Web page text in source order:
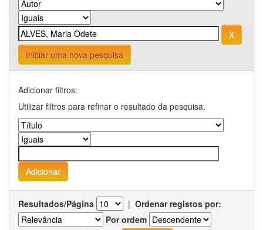
Iniciar uma nova pesquisa
Adicionar filtros:
Utilizar filtros para refinar o resultado da pesquisa.
Resultados/Página | Ordenar registos por:
Por ordem